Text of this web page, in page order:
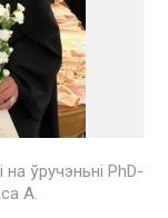
ўручэньні PhD-
А.